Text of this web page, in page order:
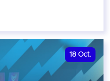
18 Oct.